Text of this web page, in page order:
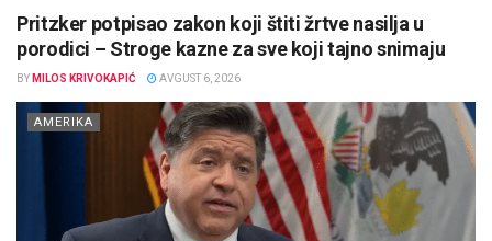
Pritzker potpisao zakon koji štiti žrtve nasilja u
porodici – Stroge kazne za sve koji tajno snimaju
BY MILOS KRIVOKAPIĆ AVGUST 6, 2026
AMERIKA